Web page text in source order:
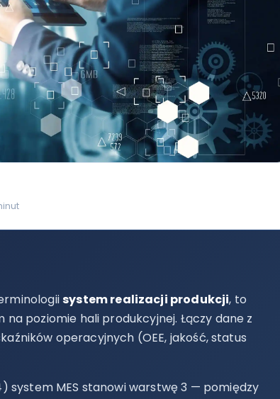
system realizacji produkcji, to
poziomie hali produkcyjnej. Łączy dane z
operacyjnych (OEE, jakość, status
system MES stanowi warstwę 3 — pomiędzy